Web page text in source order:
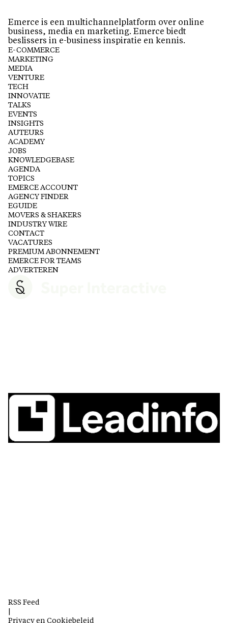
Emerce is een multichannelplatform over online
business, media en marketing. Emerce biedt
beslissers in e-business inspiratie en kennis.
E-COMMERCE
MARKETING
MEDIA
VENTURE
TECH
INNOVATIE
TALKS
EVENTS
INSIGHTS
AUTEURS
ACADEMY
JOBS
KNOWLEDGEBASE
AGENDA
TOPICS
EMERCE ACCOUNT
AGENCY FINDER
EGUIDE
MOVERS & SHAKERS
INDUSTRY WIRE
CONTACT
VACATURES
PREMIUM ABONNEMENT
EMERCE FOR TEAMS
ADVERTEREN
RSS Feed
Privacy en Cookiebeleid